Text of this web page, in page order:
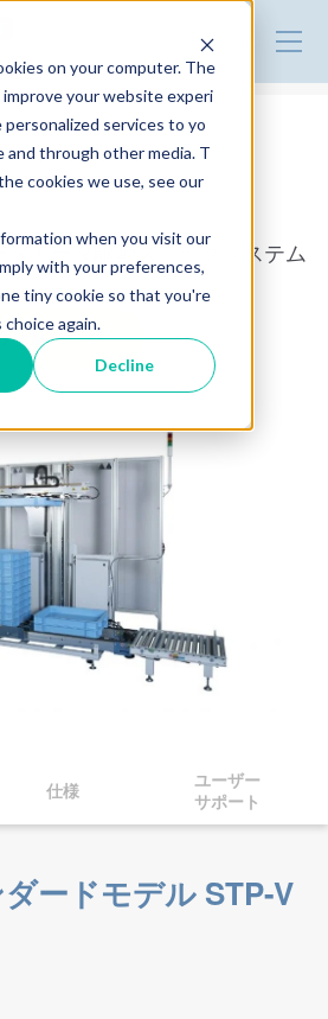
on your computer. The
your website experi
services to yo
through other media. T
cookies we use, see our
when you visit our
with your preferences,
tiny cookie so that you're
again.
Decline
ム｜スタンダードモデル
タモータ駆動ストックシステム
一覧ページ
仕様
ユーザー
サポート
ードモデル STP-V